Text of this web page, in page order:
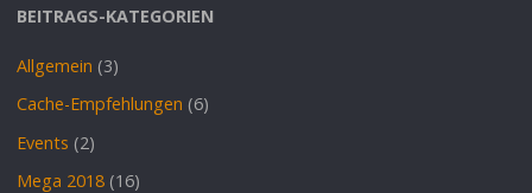
BEITRAGS-KATEGORIEN
Allgemein (3)
Cache-Empfehlungen (6)
Events (2)
Mega 2018 (16)